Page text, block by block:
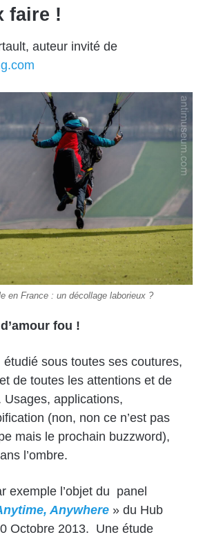
faire !
auteur invité de
en France : un décollage laborieux ?
fou !
sous toutes ses coutures,
de toutes les attentions et de
applications,
(non, non ce n’est pas
mais le prochain buzzword),
l’ombre.
exemple l’objet du panel
Anywhere » du Hub
Octobre 2013. Une étude